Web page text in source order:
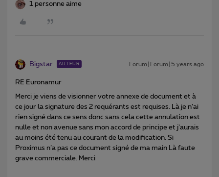
1 personne aime
Bigstar AUTEUR Forum|Forum|5 years ago
RE Euronamur
Merci je viens de visionner votre annexe de document et à
ce jour la signature des 2 requérants est requises. Là je n’ai
rien signé dans ce sens donc sans cela cette annulation est
nulle et non avenue sans mon accord de principe et j’aurais
au moins été tenu au courant de la modification. Si
Proximus n’a pas ce document signé de ma main Là faute
grave commerciale. Merci